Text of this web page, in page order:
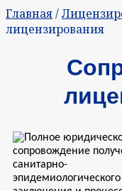
Главная/
лицензирования